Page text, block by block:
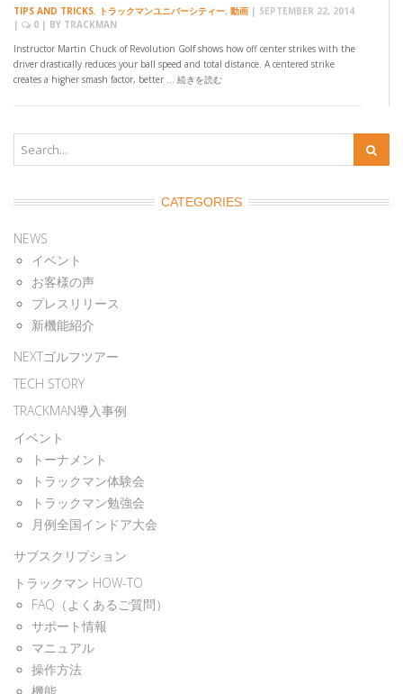
TIPS AND TRICKS, トラックマンユニバーシティー, 動画 | SEPTEMBER 22, 2014
|
0 | BY TRACKMAN
Instructor Martin Chuck of Revolution Golf shows how off center strikes with the
driver drastically reduces your ball speed and total distance. A centered strike
creates a higher smash factor, better … 続きを読む
CATEGORIES
NEWS
イベント
お客様の声
プレスリリース
新機能紹介
NEXTゴルフツアー
TECH STORY
TRACKMAN導入事例
イベント
トーナメント
トラックマン体験会
トラックマン勉強会
月例全国インドア大会
サブスクリプション
トラックマン HOW-TO
FAQ（よくあるご質問）
サポート情報
マニュアル
操作方法